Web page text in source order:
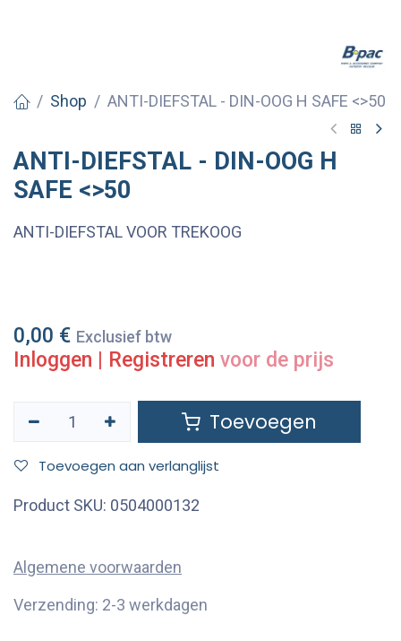
Shop ANTI-DIEFSTAL - DIN-OOG H SAFE <>50
ANTI-DIEFSTAL - DIN-OOG H
SAFE <>50
ANTI-DIEFSTAL VOOR TREKOOG
0,00 € Exclusief btw
Inloggen Registreren voor de prijs
Toevoegen
Toevoegen aan verlanglijst
Product SKU: 0504000132
Algemene voorwaarden
Verzending: 2-3 werkdagen